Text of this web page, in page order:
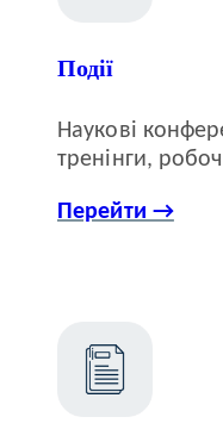
Події
Наукові
тренінги,
Перейти →